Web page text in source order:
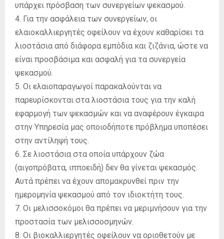
υπάρχει πρόσβαση των συνεργείων ψεκασμού.
4. Για την ασφάλεια των συνεργείων, οι
ελαιοκαλλιεργητές οφείλουν να έχουν καθαρίσει τα
λιοστάσια από διάφορα εμπόδια και ζιζάνια, ώστε να
είναι προσβάσιμα και ασφαλή για τα συνεργεία
ψεκασμού.
5. Οι ελαιοπαραγωγοί παρακαλούνται να
παρευρίσκονται στα λιοστάσια τους για την καλή
εφαρμογή των ψεκασμών και να αναφέρουν έγκαιρα
στην Υπηρεσία μας οποιοδήποτε πρόβλημα υποπέσει
στην αντίληψή τους.
6. Σε λιοστάσια στα οποία υπάρχουν ζώα
(αιγοπρόβατα, ιπποειδή) δεν θα γίνεται ψεκασμός.
Αυτά πρέπει να έχουν απομακρυνθεί πριν την
ημερομηνία ψεκασμού από τον ιδιοκτήτη τους.
7. Οι μελισσοκόμοι θα πρέπει να μεριμνήσουν για την
προστασία των μελισσοσμηνών.
8. Οι βιοκαλλιεργητές οφείλουν να οριοθετούν με